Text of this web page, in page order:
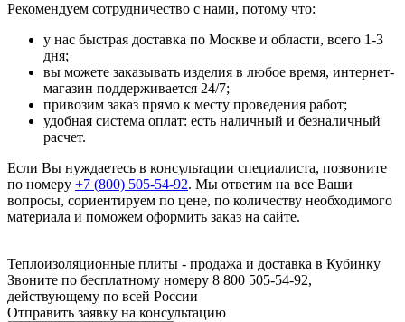
Рекомендуем сотрудничество с нами, потому что:
у нас быстрая доставка по Москве и области, всего 1-3
дня;
вы можете заказывать изделия в любое время, интернет-
магазин поддерживается 24/7;
привозим заказ прямо к месту проведения работ;
удобная система оплат: есть наличный и безналичный
расчет.
Если Вы нуждаетесь в консультации специалиста, позвоните
по номеру +7 (800) 505-54-92. Мы ответим на все Ваши
вопросы, сориентируем по цене, по количеству необходимого
материала и поможем оформить заказ на сайте.
Тепло­изоляционные плиты - продажа и доставка в Кубинку
Звоните по бесплатному номеру 8 800 505-54-92,
действующему по всей России
Отправить заявку на консультацию